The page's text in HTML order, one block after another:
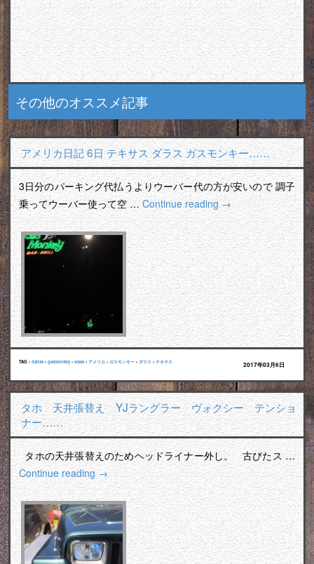
その他のオススメ記事
アメリカ日記 6日 テキサス ダラス ガスモンキー……
3日分のパーキング代払うよりウーバー代の方が安いので 調子
乗ってウーバー使って空 …Continue reading→
TAG : dallas • gasmonkey • texas • アメリカ • ガスモンキー • ダラス • テキサス 2017年03月6日
タホ 天井張替え YJラングラー ヴォクシー テンショ
ナー……
タホの天井張替えのためヘッドライナー外し。 古びたス …
Continue reading→